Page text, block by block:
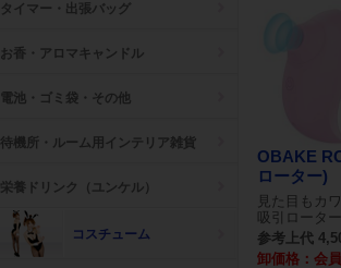
タイマー・出張バッグ
お香・アロマキャンドル
電池・ゴミ袋・その他
待機所・ルーム用インテリア雑貨
栄養ドリンク（ユンケル）
コスチューム
OBAKE
ローター)
見た目もカ
吸引ローター
参考上代
卸価格：会